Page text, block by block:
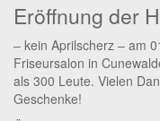
Eröffnung der
– kein Aprilscherz – am
Friseursalon in
als 300 Leute. Vielen
Geschenke!